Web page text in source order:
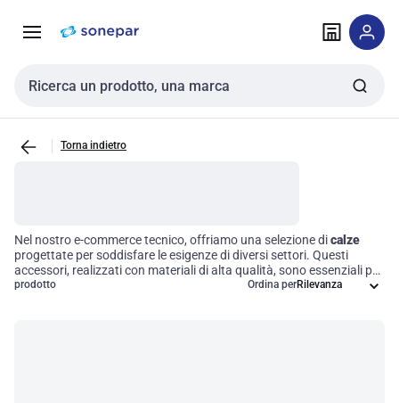
navigazione alla
Cerca input
Torna indietro
Nel nostro e-commerce tecnico, offriamo una selezione dicalze
progettate per soddisfare le esigenze di diversi settori. Questi
accessori, realizzati con materiali di alta qualità, sono essenziali per
garantire il massimo comfort e performance. Le nostre calze sono
prodotto Ordina per